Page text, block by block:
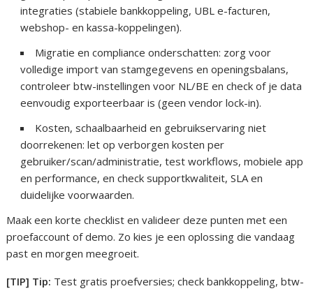
integraties (stabiele bankkoppeling, UBL e-facturen,
webshop- en kassa-koppelingen).
Migratie en compliance onderschatten: zorg voor
volledige import van stamgegevens en openingsbalans,
controleer btw-instellingen voor NL/BE en check of je data
eenvoudig exporteerbaar is (geen vendor lock-in).
Kosten, schaalbaarheid en gebruikservaring niet
doorrekenen: let op verborgen kosten per
gebruiker/scan/administratie, test workflows, mobiele app
en performance, en check supportkwaliteit, SLA en
duidelijke voorwaarden.
Maak een korte checklist en valideer deze punten met een
proefaccount of demo. Zo kies je een oplossing die vandaag
past en morgen meegroeit.
[TIP] Tip: Test gratis proefversies; check bankkoppeling, btw-